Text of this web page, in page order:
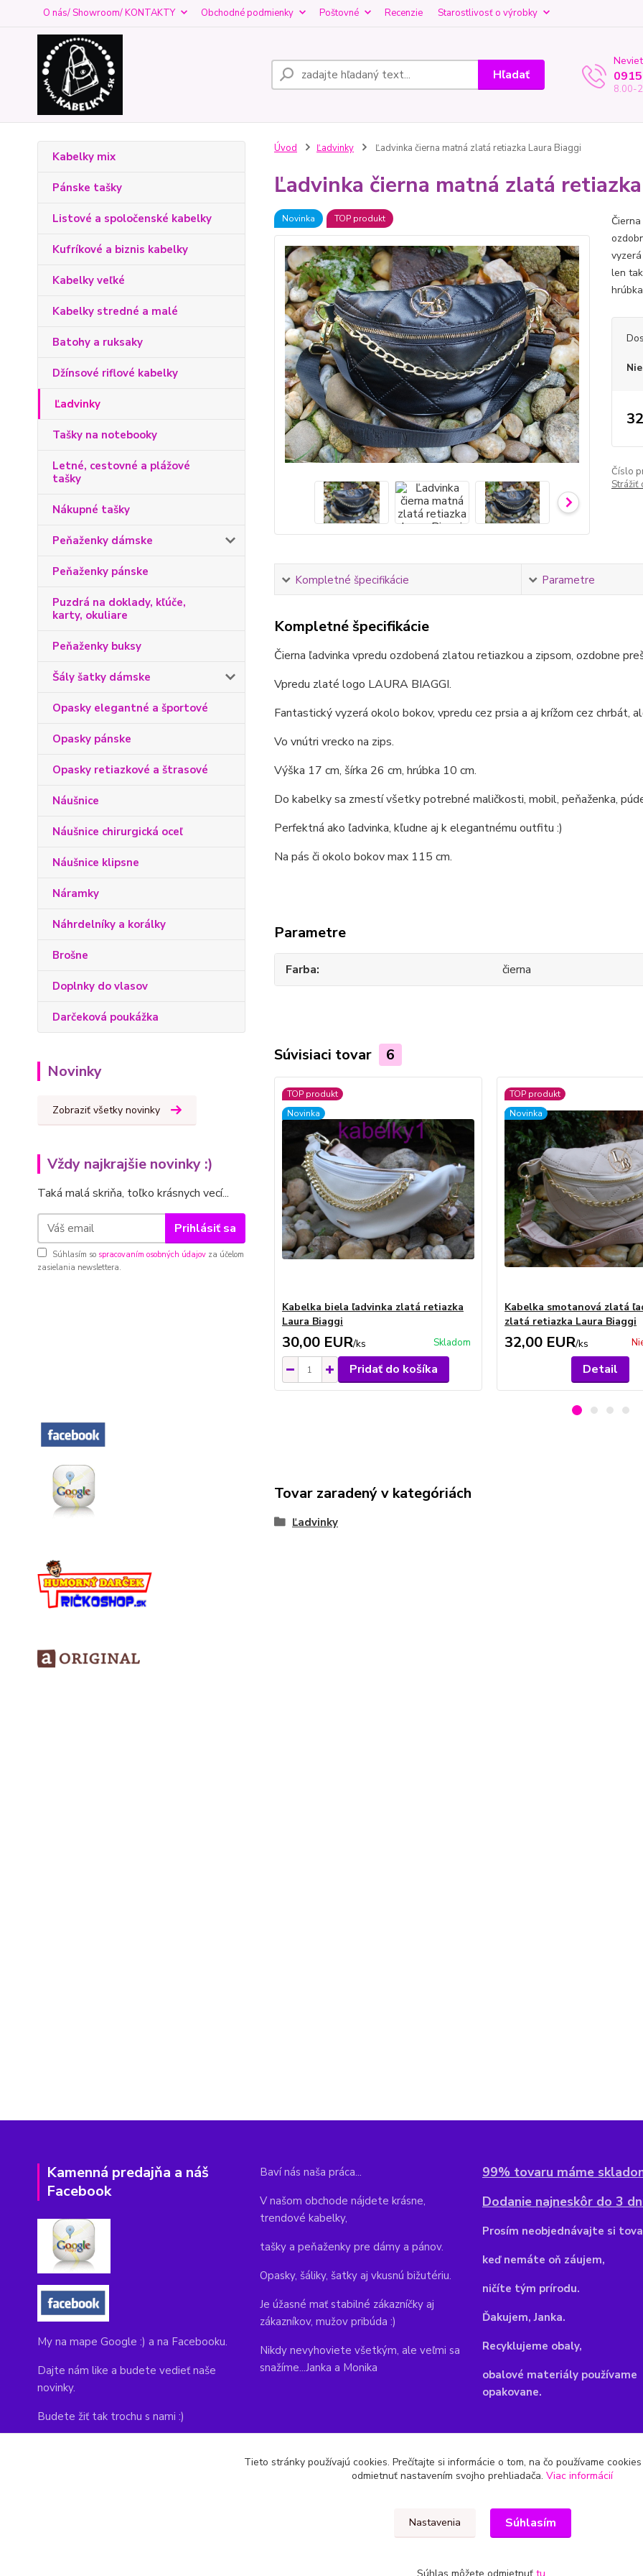
O nás/ Showroom/ KONTAKTY Obchodné podmienky Poštovné Recenzie Starostlivosť o výrobky
Hľadať
8.00-
Kabelky mix
Pánske tašky
Listové a spoločenské kabelky
Kufríkové a biznis kabelky
Kabelky veľké
Kabelky stredné a malé
Batohy a ruksaky
Džínsové riflové kabelky
Ľadvinky
Tašky na notebooky
Letné, cestovné a plážové
tašky
Nákupné tašky
Peňaženky dámske
Peňaženky pánske
Puzdrá na doklady, kľúče,
karty, okuliare
Peňaženky buksy
Šály šatky dámske
Opasky elegantné a športové
Opasky pánske
Opasky retiazkové a štrasové
Náušnice
Náušnice chirurgická oceľ
Náušnice klipsne
Náramky
Náhrdelníky a korálky
Brošne
Doplnky do vlasov
Darčeková poukážka
Novinky
Zobraziť všetky novinky
Vždy najkrajšie novinky :)
Taká malá skriňa, toľko krásnych vecí...
Prihlásiť sa
Súhlasím so spracovaním osobných údajov za účelom
zasielania newslettera.
Úvod Ľadvinky Ľadvinka čierna matná zlatá retiazka Laura Biaggi
Ľadvinka čierna matná zlatá
Novinka TOP produkt
len
Číslo
Strážiť
Kompletné špecifikácie Parametre
Kompletné špecifikácie
Čierna ľadvinka vpredu ozdobená zlatou retiazkou a zipsom, ozdobne
Vpredu zlaté logo LAURA BIAGGI.
Fantastický vyzerá okolo bokov, vpredu cez prsia a aj krížom cez chrbát,
Vo vnútri vrecko na zips.
Výška 17 cm, šírka 26 cm, hrúbka 10 cm.
Do kabelky sa zmestí všetky potrebné maličkosti, mobil, peňaženka,
Perfektná ako ľadvinka, kľudne aj k elegantnému outfitu :)
Na pás či okolo bokov max 115 cm.
Parametre
Farba čierna
Súvisiaci tovar 6
TOP produkt
Novinka
Kabelka biela ľadvinka zlatá retiazka
Laura Biaggi
30,00 EUR/ks Skladom
Pridať do košíka
TOP produkt
Novinka
Kabelka smotanová zlatá
zlatá retiazka Laura Biaggi
32,00 EUR/ks
Detail
Tovar zaradený v kategóriách
Ľadvinky
Kamenná predajňa a náš
Facebook
My na mape Google :) a na Facebooku.
Dajte nám like a budete vedieť naše
novinky.
Budete žiť tak trochu s nami :)
Baví nás naša práca...
V našom obchode nájdete krásne,
trendové kabelky,
tašky a peňaženky pre dámy a pánov.
Opasky, šáliky, šatky aj vkusnú bižutériu.
Je úžasné mať stabilné zákazníčky aj
zákazníkov, mužov pribúda :)
Nikdy nevyhoviete všetkým, ale veľmi sa
snažíme...Janka a Monika
99% tovaru máme
Dodanie najneskôr do 3
Prosím neobjednávajte si
keď nemáte oň záujem,
ničíte tým prírodu.
Ďakujem, Janka.
Recyklujeme obaly,
obalové materiály používame
opakovane.
Tieto stránky používajú cookies. Prečítajte si informácie o tom, na čo používame
odmietnuť nastavením svojho prehliadača. Viac informácií
Nastavenia Súhlasím